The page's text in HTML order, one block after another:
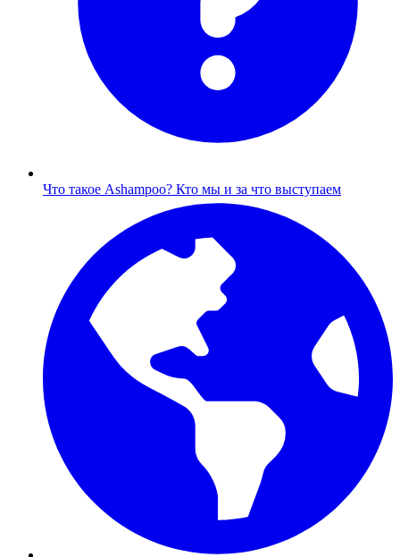
Что такое Ashampoo? Кто мы и за что выступаем